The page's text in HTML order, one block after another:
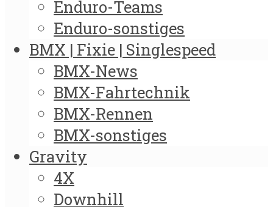
Enduro-Teams
Enduro-sonstiges
BMX | Fixie | Singlespeed
BMX-News
BMX-Fahrtechnik
BMX-Rennen
BMX-sonstiges
Gravity
4X
Downhill